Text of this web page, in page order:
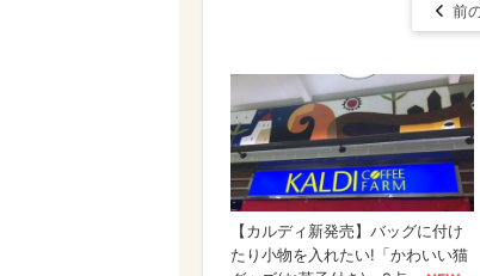
前